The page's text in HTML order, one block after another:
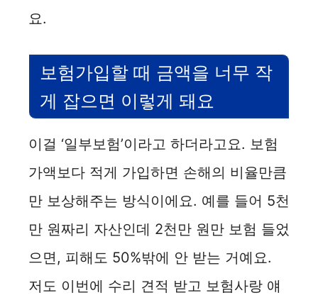
요.
보험가입할 때 금액을 너무 작
게 잡으면 이렇게 돼요
이걸 ‘일부보험’이라고 하더라고요. 보험
가액보다 적게 가입하면 손해의 비율만큼
만 보상해주는 방식이에요. 예를 들어 5천
만 원짜리 자산인데 2천만 원만 보험 들었
으면, 피해도 50%밖에 안 받는 거예요.
저도 이번에 수리 견적 받고 보험사랑 얘